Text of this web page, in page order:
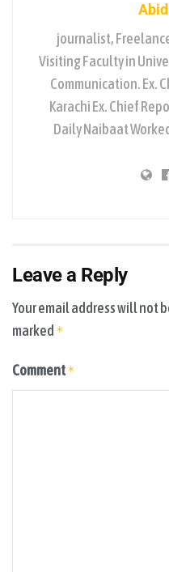
journalist,
Visiting Faculty in
Communication. Ex.
Karachi Ex. Chief
Daily Naibaat
Leave a Reply
Your email address will not
marked *
Comment*